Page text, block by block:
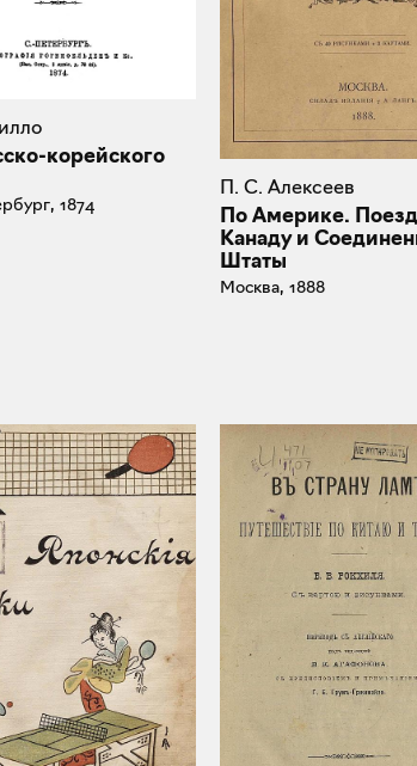
корейского
1874
П. С. Алексеев
По Америке.
Канаду и
Штаты
Москва, 1888